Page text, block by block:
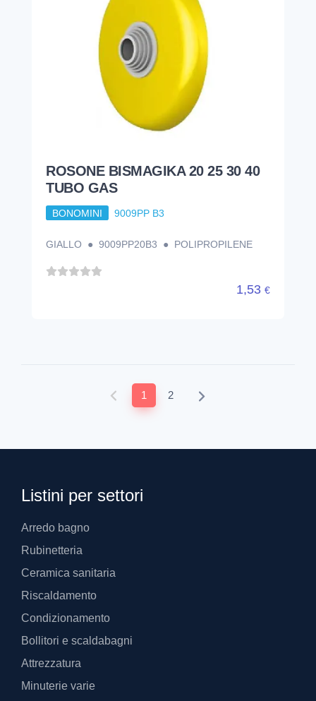
ROSONE BISMAGIKA 20 25 30 40
TUBO GAS
BONOMINI 9009PP B3
GIALLO ● 9009PP20B3 ● POLIPROPILENE
1,53 €
1 2
Listini per settori
Arredo bagno
Rubinetteria
Ceramica sanitaria
Riscaldamento
Condizionamento
Bollitori e scaldabagni
Attrezzatura
Minuterie varie